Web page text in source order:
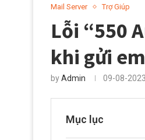
Mail Server Trợ Giúp
Lỗi “550
khi gửi
byAdmin 09-08-2023
Mục lục